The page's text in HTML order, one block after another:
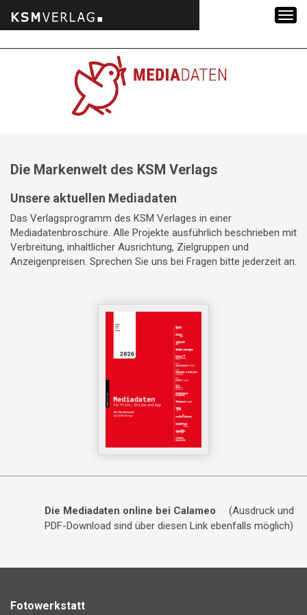
Die Markenwelt des KSM Verlags
Unsere aktuellen Mediadaten
Das Verlagsprogramm des KSM Verlages in einer
Mediadatenbroschüre. Alle Projekte ausführlich beschrieben mit
Verbreitung, inhaltlicher Ausrichtung, Zielgruppen und
Anzeigenpreisen. Sprechen Sie uns bei Fragen bitte jederzeit an.
Die Mediadaten online bei Calameo
(Ausdruck und
PDF-Download sind über diesen Link ebenfalls möglich)
Fotowerkstatt